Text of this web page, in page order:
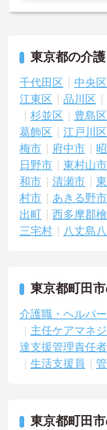
東京都の介
千代田区 中央区
江東区
品川区
杉並区
豊島区
葛飾区
江戸川区
梅市
府中市
日野市
東村山市
和市
清瀬市
村市
あきる野市
出町
西多摩郡
三宅村
八丈島
東京都町田
介護職・ヘルパー
主任ケアマネ
達支援管理責任者
生活支援員
東京都町田